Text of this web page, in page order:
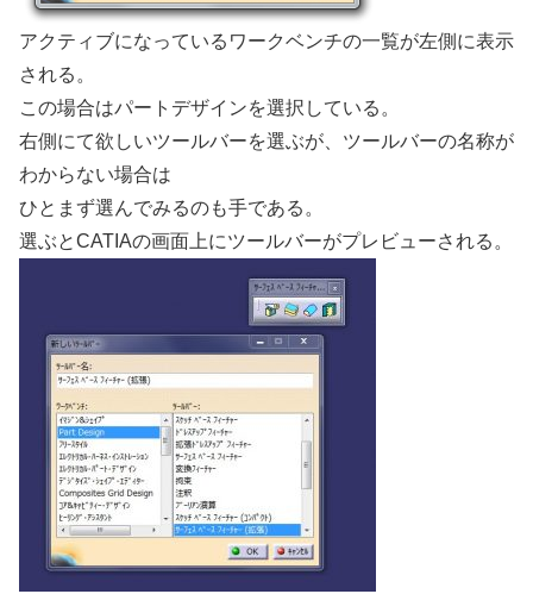
アクティブになっているワークベンチの一覧が左側に表示
される。
この場合はパートデザインを選択している。
右側にて欲しいツールバーを選ぶが、ツールバーの名称が
わからない場合は
ひとまず選んでみるのも手である。
選ぶとCATIAの画面上にツールバーがプレビューされる。